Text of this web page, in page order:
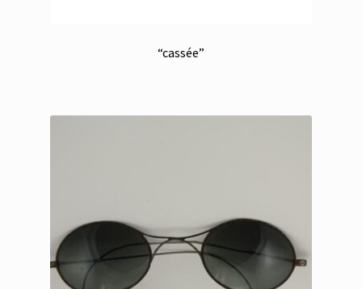
“cassée”